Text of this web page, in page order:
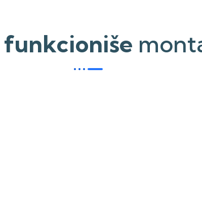
funkcioniše